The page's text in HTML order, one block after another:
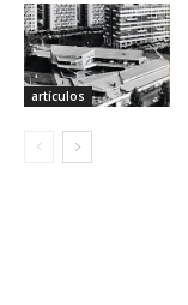
artículos